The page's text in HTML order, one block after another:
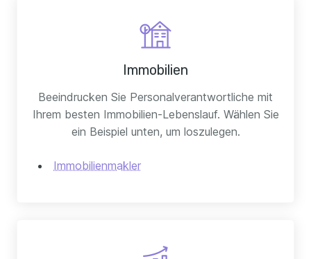
Immobilien
Beeindrucken Sie Personalverantwortliche mit
Ihrem besten Immobilien-Lebenslauf. Wählen Sie
ein Beispiel unten, um loszulegen.
Immobilienmakler